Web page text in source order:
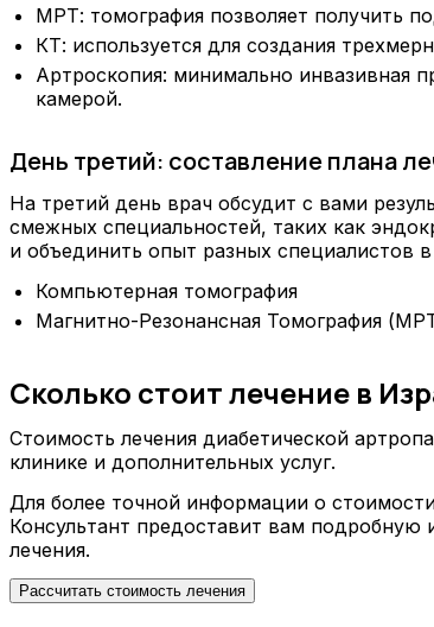
МРТ: томография позволяет получить
КТ: используется для создания
Артроскопия: минимально инвазивная
камерой.
День третий: составление плана
На третий день врач обсудит с вами
смежных специальностей, таких как
и объединить опыт разных специалистов
Компьютерная томография
Магнитно-Резонансная Томография
Сколько стоит лечение в
Стоимость лечения диабетической
клинике и дополнительных услуг.
Для более точной информации о
Консультант предоставит вам
лечения.
Рассчитать стоимость лечения